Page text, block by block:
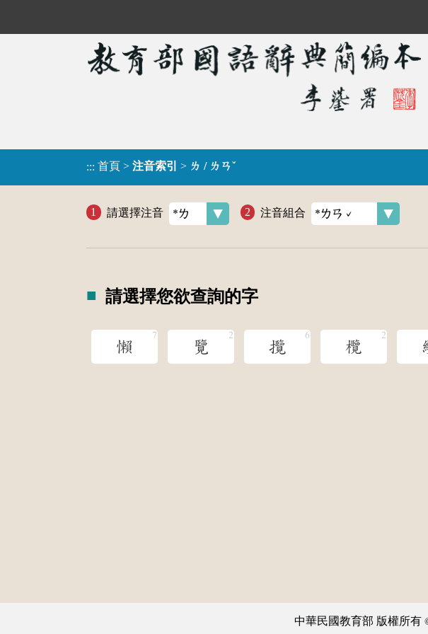
::: 首頁 > 注音索引 > ㄌ / ㄌㄢˇ
請選擇注音 注音組合
請選擇您欲查詢的字
懶 覽 攬 欖
中華民國教育部 版權所有